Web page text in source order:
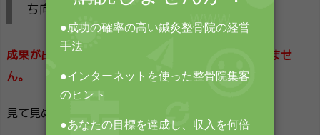
ち向かい、乗り越えるか？
成果が出せない多くの方は、自分の「弱点」を認めませ
ん。
見て見ぬフリをします。